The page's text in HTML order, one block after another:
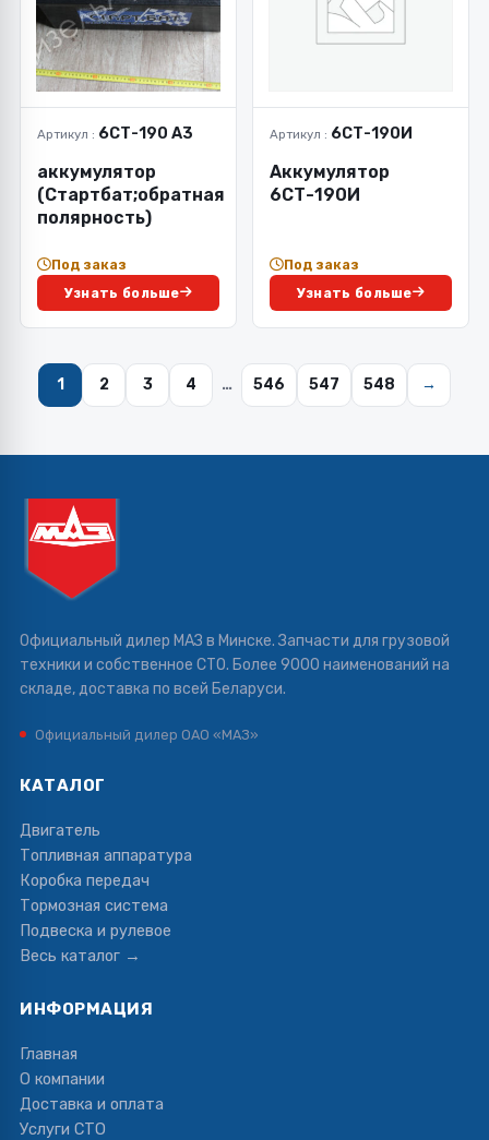
Артикул : 6СТ-190 А3
аккумулятор
(Стартбат;обратная
полярность)
Под заказ
Узнать больше
Артикул : 6СТ-190И
Аккумулятор
6СТ-190И
Под заказ
Узнать больше
1 2 3 4 … 546 547 548 →
Официальный дилер МАЗ в Минске. Запчасти для грузовой
техники и собственное СТО. Более 9000 наименований на
складе, доставка по всей Беларуси.
Официальный дилер ОАО «МАЗ»
КАТАЛОГ
Двигатель
Топливная аппаратура
Коробка передач
Тормозная система
Подвеска и рулевое
Весь каталог →
ИНФОРМАЦИЯ
Главная
О компании
Доставка и оплата
Услуги СТО